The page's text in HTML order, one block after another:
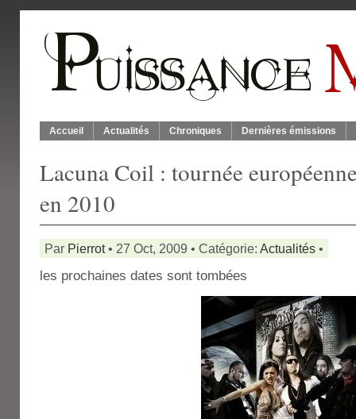
Accueil Actualités Chroniques Dernières émissions
Lacuna Coil : tournée
en 2010
Par Pierrot• 27 Oct, 2009 • Catégorie: Actualités •
les prochaines dates sont tombées